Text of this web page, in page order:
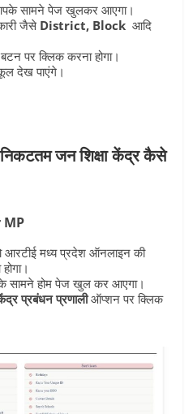
सामने पेज खुलकर आएगा।
जैसे District, Block आदि
पर क्लिक करना होगा।
देख पाएंगे।
जन शिक्षा केंद्र कैसे
MP
मध्य प्रदेश ऑनलाइन की
सामने होम पेज खुल कर आएगा।
प्रबंधन प्रणालीऑप्‍शन पर क्लिक